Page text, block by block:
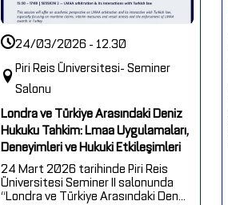
24/03/2026 - 12.30
Piri Reis Üniversitesi- Seminer
Salonu
Londra ve Türkiye Arasındaki Deniz
Hukuku Tahkim: Lmaa Uygulamaları,
Deneyimleri ve Hukuki Etkileşimleri
24 Mart 2026 tarihinde Piri Reis
Üniversitesi Seminer II salonunda
“Londra ve Türkiye Arasındaki Den...